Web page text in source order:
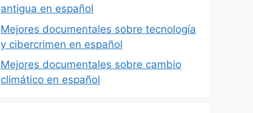
antigua en español
Mejores documentales sobre tecnología
y cibercrimen en español
Mejores documentales sobre cambio
climático en español